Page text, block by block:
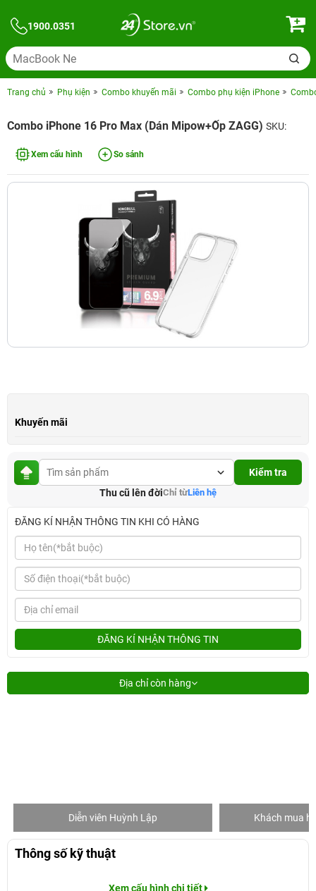
1900.0351
Trang chủ Phụ kiện Combo khuyến mãi Combo phụ kiện iPhone
Combo iPhone 16 Pro Max (Dán Mipow+Ốp ZAGG) SKU:
Xem cấu hình So sánh
Khuyến mãi
Kiểm tra
Thu cũ lên đờiChỉ từLiên hệ
ĐĂNG KÍ NHẬN THÔNG TIN KHI CÓ HÀNG
ĐĂNG KÍ NHẬN THÔNG TIN
Địa chỉ còn hàng
Diễn viên Huỳnh Lập Khách mua
Thông số kỹ thuật
Xem cấu hình chi tiết